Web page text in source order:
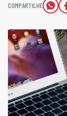
COMPARTILHE